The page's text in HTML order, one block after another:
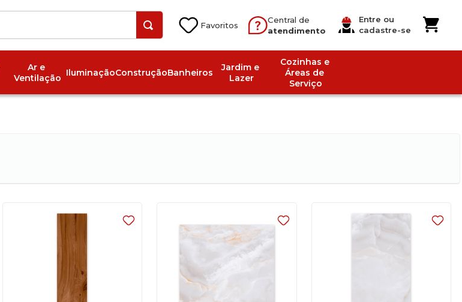
Central de
atendimento
Entre ou
cadastre-se
Ar e
Ventilação IluminaçãoConstruçãoBanheiros
Jardim e
Lazer
Cozinhas e
Áreas de
Serviço